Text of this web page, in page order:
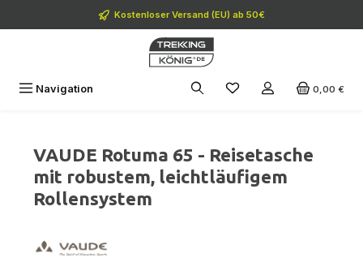
Zum Hauptinhalt springenKostenloser Versand (EU) ab 50€
Navigation 0,00 €
VAUDE Rotuma 65 - Reisetasche
mit robustem, leichtläufigem
Rollensystem